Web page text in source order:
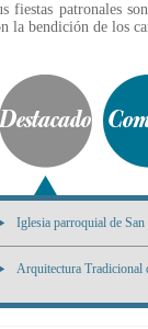
fiestas patronales
la bendición de los
Iglesia parroquial de
Arquitectura Tradicional